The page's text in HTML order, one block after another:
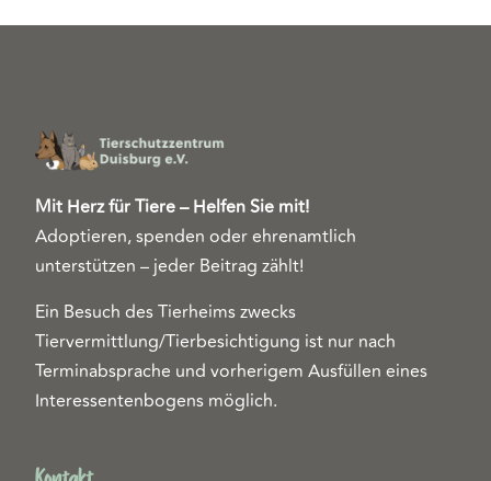
Mit Herz für Tiere – Helfen Sie mit!
Adoptieren, spenden oder ehrenamtlich
unterstützen – jeder Beitrag zählt!
Ein Besuch des Tierheims zwecks
Tiervermittlung/Tierbesichtigung ist nur nach
Terminabsprache und vorherigem Ausfüllen eines
Interessentenbogens möglich.